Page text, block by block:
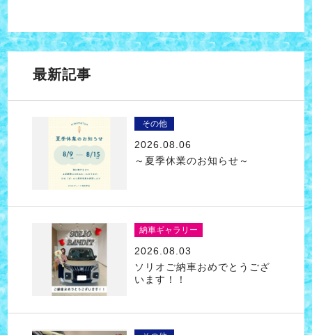
最新記事
その他
2026.08.06
～夏季休業のお知らせ～
納車ギャラリー
2026.08.03
ソリオご納車おめでとうござ
います！！